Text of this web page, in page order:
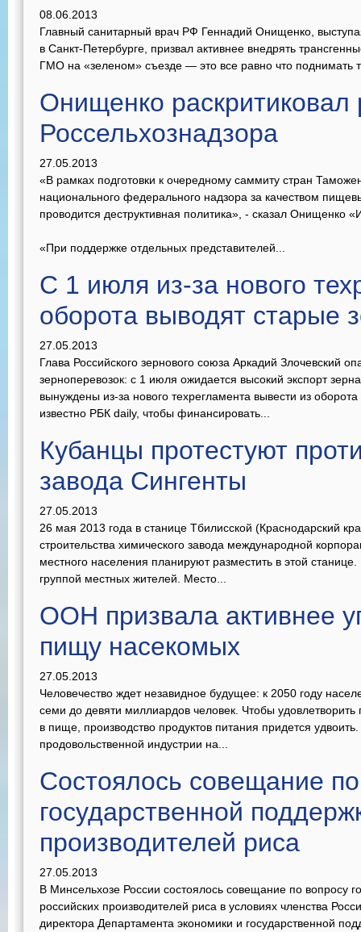
08.06.2013
Главный санитарный врач РФ Геннадий Онищенко,
в Санкт-Петербурге, призвал активнее внедрять
ГМО на «зеленом» съезде — это все равно что поднимать
Онищенко раскритиковал
Россельхознадзора
27.05.2013
«В рамках подготовки к очередному саммиту стран
национального федерального надзора за качеством
проводится деструктивная политика», - сказал Онищенко
«При поддержке отдельных представителей...
С 1 июля из-за нового
оборота выводят старые
27.05.2013
Глава Российского зернового союза Аркадий Злочевский
зерноперевозок: с 1 июля ожидается высокий экспорт
вынуждены из-за нового техрегламента вывести из
известно РБК daily, чтобы финансировать...
Кубанцы протестуют
завода Сингенты
27.05.2013
26 мая 2013 года в станице Тбилисской (Краснодарский
строительства химического завода международной
местного населения планируют разместить в этой
группой местных жителей. Место...
ООН призвала активнее
пищу насекомых
27.05.2013
Человечество ждет незавидное будущее: к 2050 году
семи до девяти миллиардов человек. Чтобы удовлетворить
в пище, производство продуктов питания придется
продовольственной индустрии на...
Cостоялось совещание
государственной
производителей риса
27.05.2013
В Минсельхозе России состоялось совещание по вопросу
российских производителей риса в условиях членства
директора Департамента экономики и государственной